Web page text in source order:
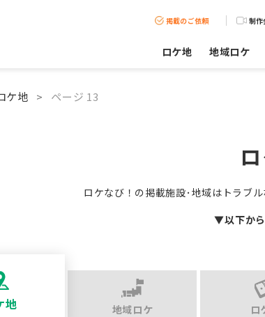
掲載のご依頼 制作
ロケ地 地域ロケ
ケ地 > ページ 13
ロケなび！の掲載施設･地域はトラブ
▼以下から
地 地域ロケ ロ